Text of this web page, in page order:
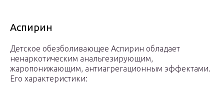
Аспирин
Детское обезболивающее Аспирин обладает
ненаркотическим анальгезирующим,
жаропонижающим, антиагрегационным эффектами.
Его характеристики: